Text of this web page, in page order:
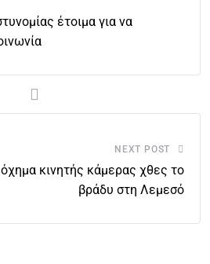
έτοιμα για να
NEXT POST
κινητής κάμερας χθες το
βράδυ στη Λεμεσό